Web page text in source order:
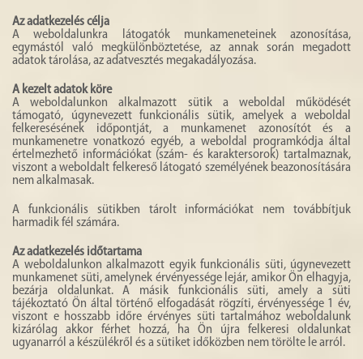
Az adatkezelés célja
A weboldalunkra látogatók munkameneteinek azonosítása,
egymástól való megkülönböztetése, az annak során megadott
adatok tárolása, az adatvesztés megakadályozása.
A kezelt adatok köre
A weboldalunkon alkalmazott sütik a weboldal működését
támogató, úgynevezett funkcionális sütik, amelyek a weboldal
felkeresésének időpontját, a munkamenet azonosítót és a
munkamenetre vonatkozó egyéb, a weboldal programkódja által
értelmezhető információkat (szám- és karaktersorok) tartalmaznak,
viszont a weboldalt felkereső látogató személyének beazonosítására
nem alkalmasak.
A funkcionális sütikben tárolt információkat nem továbbítjuk
harmadik fél számára.
Az adatkezelés időtartama
A weboldalunkon alkalmazott egyik funkcionális süti, úgynevezett
munkamenet süti, amelynek érvényessége lejár, amikor Ön elhagyja,
bezárja oldalunkat. A másik funkcionális süti, amely a süti
tájékoztató Ön által történő elfogadását rögzíti, érvényessége 1 év,
viszont e hosszabb időre érvényes süti tartalmához weboldalunk
kizárólag akkor férhet hozzá, ha Ön újra felkeresi oldalunkat
ugyanarról a készülékről és a sütiket időközben nem törölte le arról.